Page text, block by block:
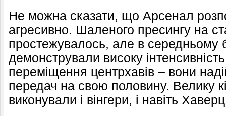
Не можна сказати, що Арсенал
агресивно. Шаленого пресингу на
простежувалось, але в середньому
демонстрували високу
переміщення центрхавів – вони
передач на свою половину. Велику
виконували і вінгери, і навіть